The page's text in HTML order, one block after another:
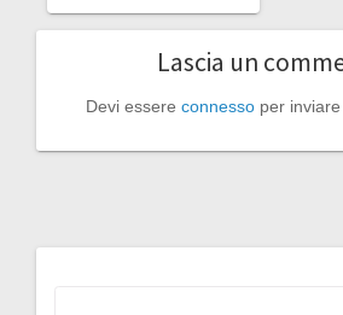
Lascia un
Devi essere connesso per